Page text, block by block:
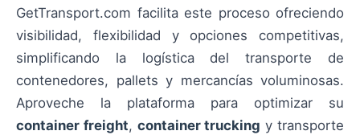
GetTransport.com facilita este proceso ofreciendo
visibilidad, flexibilidad y opciones competitivas,
simplificando la logística del transporte de
contenedores, pallets y mercancías voluminosas.
Aproveche la plataforma para optimizar su
container freight, container trucking y transporte